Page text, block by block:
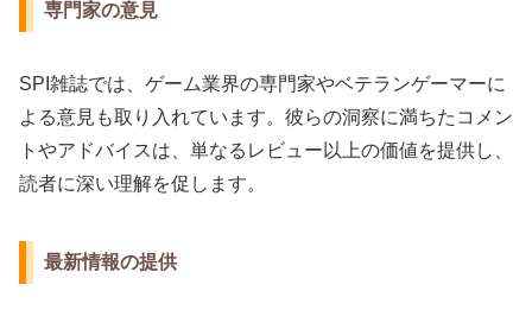
専門家の意見
SPI雑誌では、ゲーム業界の専門家やベテランゲーマーに
よる意見も取り入れています。彼らの洞察に満ちたコメン
トやアドバイスは、単なるレビュー以上の価値を提供し、
読者に深い理解を促します。
最新情報の提供